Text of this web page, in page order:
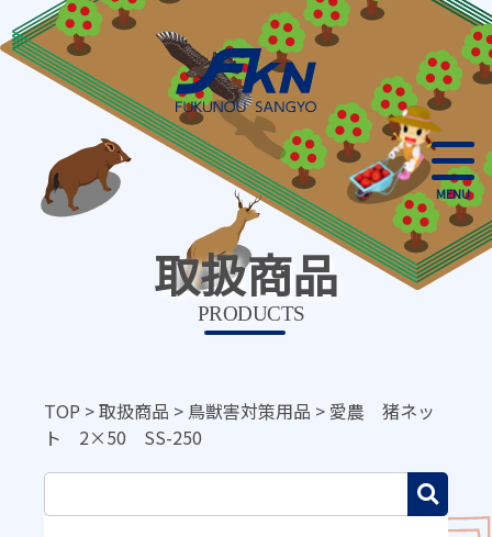
MENU
取扱商品
PRODUCTS
TOP >取扱商品 > 鳥獣害対策用品 > 愛農 猪ネッ
ト 2×50 SS-250